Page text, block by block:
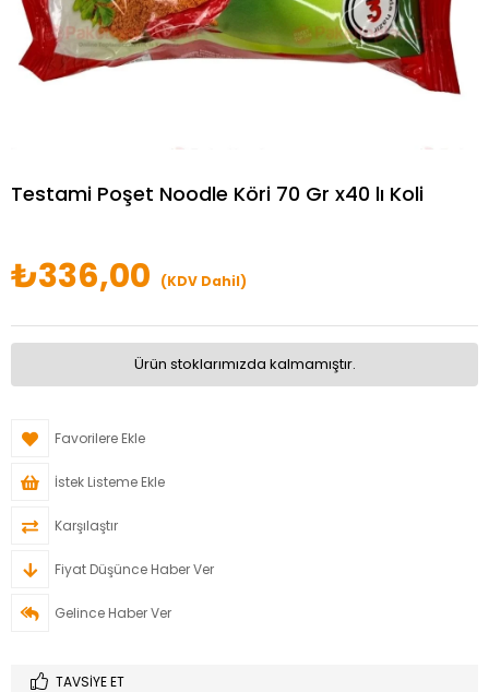
Testami Poşet Noodle Köri 70 Gr x40 lı Koli
₺336,00 (KDV Dahil)
Ürün stoklarımızda kalmamıştır.
Favorilere Ekle
İstek Listeme Ekle
Karşılaştır
Fiyat Düşünce Haber Ver
Gelince Haber Ver
TAVSIYE ET